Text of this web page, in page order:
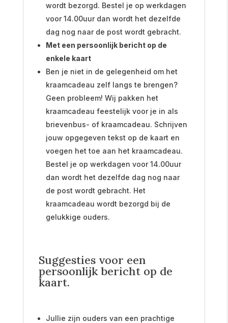
wordt bezorgd. Bestel je op werkdagen
voor 14.00uur dan wordt het dezelfde
dag nog naar de post wordt gebracht.
Met een persoonlijk bericht op de
enkele kaart
Ben je niet in de gelegenheid om het
kraamcadeau zelf langs te brengen?
Geen probleem! Wij pakken het
kraamcadeau feestelijk voor je in als
brievenbus- of kraamcadeau. Schrijven
jouw opgegeven tekst op de kaart en
voegen het toe aan het kraamcadeau.
Bestel je op werkdagen voor 14.00uur
dan wordt het dezelfde dag nog naar
de post wordt gebracht. Het
kraamcadeau wordt bezorgd bij de
gelukkige ouders.
Suggesties voor een
persoonlijk bericht op de
kaart.
Jullie zijn ouders van een prachtige